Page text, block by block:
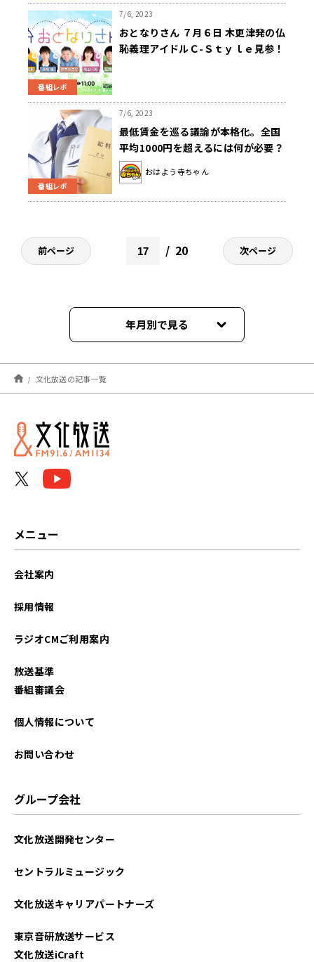
番組レポ
7/6, 2023
おとなりさん ７月６日 木更津発の仏
恥義理アイドルＣ-Ｓｔｙｌｅ見参！
番組レポ
7/6, 2023
最低賃金を巡る議論が本格化。全国
平均1000円を超えるには何が必要？
おはよう寺ちゃん
前ページ 20 次ページ
年月別で見る
2026年8月
2026年7月
2026年6月
2025年9月
2025年6月
文化放送の記事一覧
メニュー
会社案内
採用情報
ラジオCMご利用案内
放送基準
番組審議会
個人情報について
お問い合わせ
グループ会社
文化放送開発センター
セントラルミュージック
文化放送キャリアパートナーズ
東京音研放送サービス
文化放送iCraft